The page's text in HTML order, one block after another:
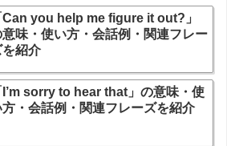
Can you help me figure it out?」
意味・使い方・会話例・関連フレー
を紹介
I’m sorry to hear that」の意味・使
方・会話例・関連フレーズを紹介